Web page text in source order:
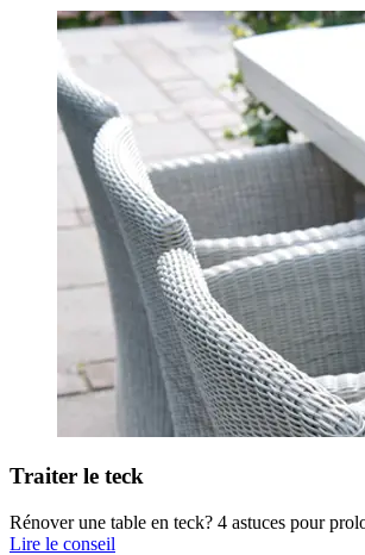
Traiter le teck
Rénover une table en teck? 4 astuces pour
Lire le conseil